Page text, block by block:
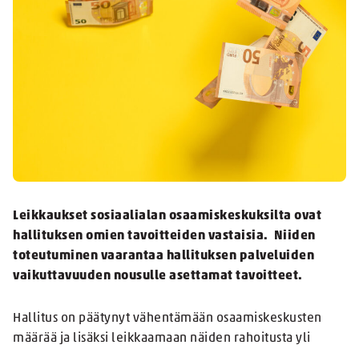
Leikkaukset sosiaalialan osaamiskeskuksilta ovat
hallituksen omien tavoitteiden vastaisia. Niiden
toteutuminen vaarantaa hallituksen palveluiden
vaikuttavuuden nousulle asettamat tavoitteet.
Hallitus on päätynyt vähentämään osaamiskeskusten
määrää ja lisäksi leikkaamaan näiden rahoitusta yli